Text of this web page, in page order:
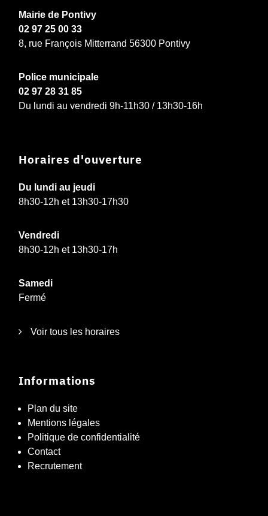
Mairie de Pontivy
02 97 25 00 33
8, rue François Mitterrand 56300 Pontivy
Police municipale
02 97 28 31 85
Du lundi au vendredi 9h-11h30 / 13h30-16h
Horaires d'ouverture
Du lundi au jeudi
8h30-12h et 13h30-17h30
Vendredi
8h30-12h et 13h30-17h
Samedi
Fermé
Voir tous les horaires
Informations
Plan du site
Mentions légales
Politique de confidentialité
Contact
Recrutement